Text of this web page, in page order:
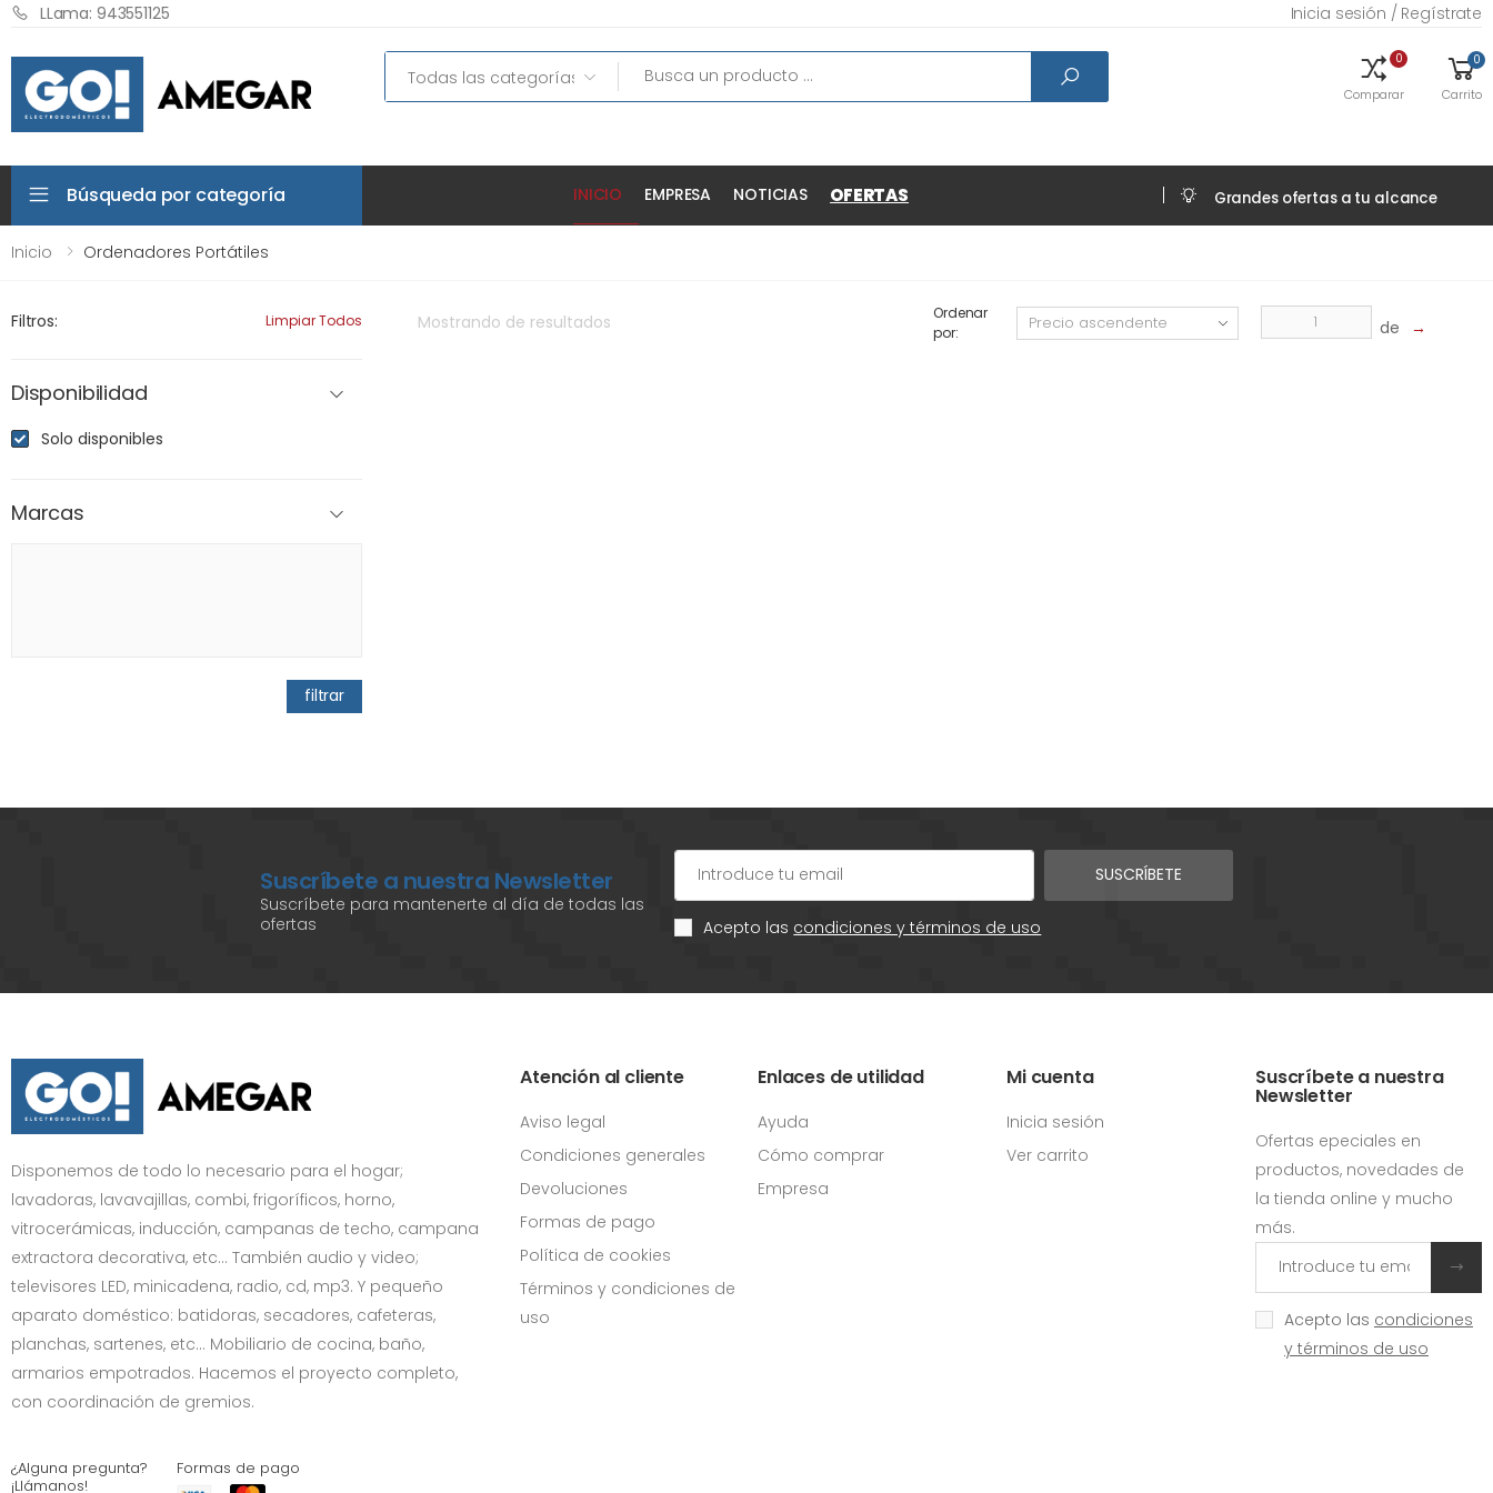
LLama: 943551125 Inicia sesión / Regístrate
Search 0
Comparar
0
Carrito
Búsqueda por categoría INICIO EMPRESA NOTICIAS OFERTAS Grandes ofertas a tu alcance
Inicio Ordenadores Portátiles
Mostrando de resultados
Ordenar
por:
de →
Filtros: Limpiar Todos
Disponibilidad
Solo disponibles
Marcas
filtrar
Suscríbete a nuestra Newsletter
Suscríbete para mantenerte al día de todas las
ofertas
SUSCRÍBETE
Acepto las condiciones y términos de uso
Disponemos de todo lo necesario para el hogar;
lavadoras, lavavajillas, combi, frigoríficos, horno,
vitrocerámicas, inducción, campanas de techo, campana
extractora decorativa, etc… También audio y video;
televisores LED, minicadena, radio, cd, mp3. Y pequeño
aparato doméstico: batidoras, secadores, cafeteras,
planchas, sartenes, etc... Mobiliario de cocina, baño,
armarios empotrados. Hacemos el proyecto completo,
con coordinación de gremios.
¿Alguna pregunta?
¡Llámanos!
Formas de pago
Atención al cliente
Aviso legal
Condiciones generales
Devoluciones
Formas de pago
Política de cookies
Términos y condiciones de
uso
Enlaces de utilidad
Ayuda
Cómo comprar
Empresa
Mi cuenta
Inicia sesión
Ver carrito
Suscríbete a nuestra
Newsletter
Ofertas epeciales en
productos, novedades de
la tienda online y mucho
más.
Acepto las condiciones
y términos de uso